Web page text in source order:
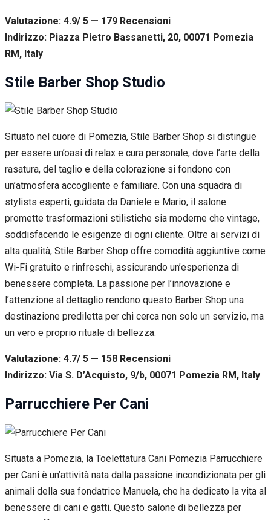
Valutazione: 4.9/ 5 — 179 Recensioni
Indirizzo: Piazza Pietro Bassanetti, 20, 00071 Pomezia
RM, Italy
Stile Barber Shop Studio
Situato nel cuore di Pomezia, Stile Barber Shop si distingue
per essere un’oasi di relax e cura personale, dove l’arte della
rasatura, del taglio e della colorazione si fondono con
un’atmosfera accogliente e familiare. Con una squadra di
stylists esperti, guidata da Daniele e Mario, il salone
promette trasformazioni stilistiche sia moderne che vintage,
soddisfacendo le esigenze di ogni cliente. Oltre ai servizi di
alta qualità, Stile Barber Shop offre comodità aggiuntive come
Wi-Fi gratuito e rinfreschi, assicurando un’esperienza di
benessere completa. La passione per l’innovazione e
l’attenzione al dettaglio rendono questo Barber Shop una
destinazione prediletta per chi cerca non solo un servizio, ma
un vero e proprio rituale di bellezza.
Valutazione: 4.7/ 5 — 158 Recensioni
Indirizzo: Via S. D’Acquisto, 9/b, 00071 Pomezia RM, Italy
Parrucchiere Per Cani
Situata a Pomezia, la Toelettatura Cani Pomezia Parrucchiere
per Cani è un’attività nata dalla passione incondizionata per gli
animali della sua fondatrice Manuela, che ha dedicato la vita al
benessere di cani e gatti. Questo salone di bellezza per